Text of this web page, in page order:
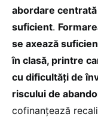
abordare
suficient.
se axează
în clasă, printre
cu dificultăți de
riscului de
cofinanțează